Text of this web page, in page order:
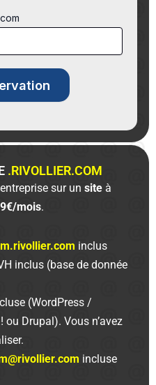
.RIVOLLIER.COM
sur unsite à
mois.
inclus
inclus (base de donnée
(WordPress /
Drupal). Vous n’avez
incluse